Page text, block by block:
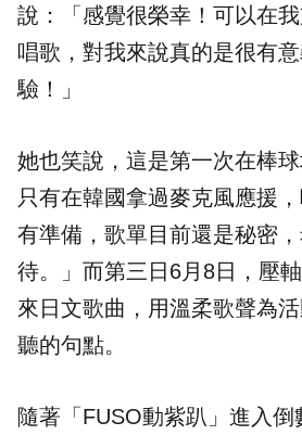
說：「感覺很榮幸！可以在
唱歌，對我來說真的是很有
驗！」
她也笑說，這是第一次在棒
只有在韓國拿過麥克風應援
有準備，歌單目前還是秘密
待。」而第三日6月8日，壓
來日文歌曲，用溫柔歌聲為
聽的句點。
隨著「FUSO動紫趴」進入